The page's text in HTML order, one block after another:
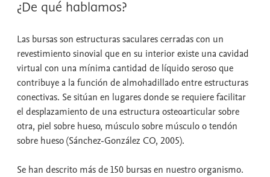
¿De qué hablamos?
Las bursas son estructuras saculares cerradas con un
revestimiento sinovial que en su interior existe una cavidad
virtual con una mínima cantidad de líquido seroso que
contribuye a la función de almohadillado entre estructuras
conectivas. Se sitúan en lugares donde se requiere facilitar
el desplazamiento de una estructura osteoarticular sobre
otra, piel sobre hueso, músculo sobre músculo o tendón
sobre hueso (Sánchez-González CO, 2005).
Se han descrito más de 150 bursas en nuestro organismo.